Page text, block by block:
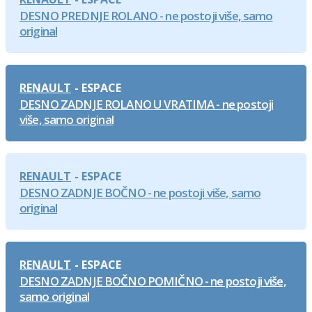
DESNO PREDNJE ROLANO - ne postoji više, samo
original
RENAULT
DESNO ZADNJE ROLANO U VRATIMA - ne postoji
više, samo original
ESPACE
RENAULT
DESNO ZADNJE BOČNO - ne postoji više, samo
original
ESPACE
RENAULT
DESNO ZADNJE BOČNO POMIČNO - ne postoji više,
samo original
ESPACE